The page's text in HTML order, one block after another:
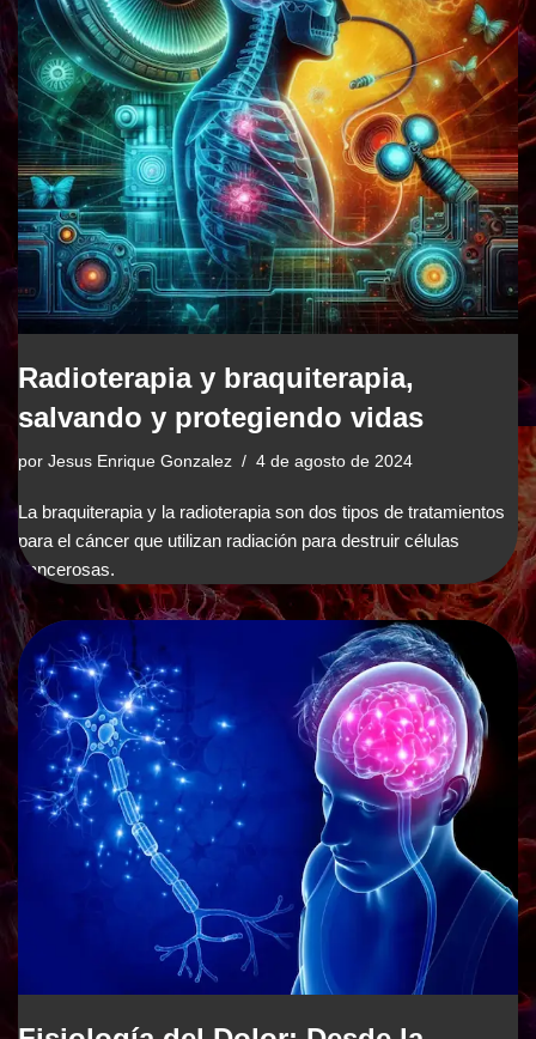
Radioterapia y braquiterapia,
salvando y protegiendo vidas
por Jesus Enrique Gonzalez 4 de agosto de 2024
La braquiterapia y la radioterapia son dos tipos de tratamientos
para el cáncer que utilizan radiación para destruir células
cancerosas.